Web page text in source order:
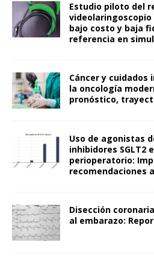
Estudio piloto del
bajo costo y baja
referencia en
Cáncer y cuidados
la oncología
pronóstico,
Uso de agonistas
inhibidores SGLT2
perioperatorio:
recomendaciones
Disección
al embarazo: